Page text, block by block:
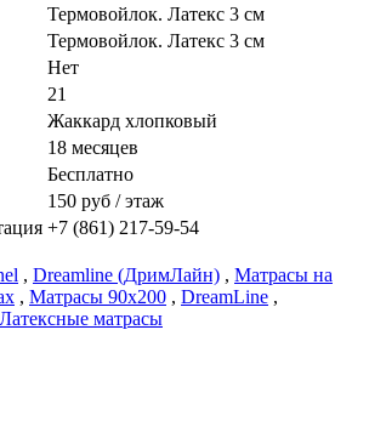
Термовойлок. Латекс 3 см
Термовойлок. Латекс 3 см
Нет
21
Жаккард хлопковый
18 месяцев
Бесплатно
150 руб / этаж
+7 (861) 217-59-54
, Dreamline (ДримЛайн) , Матрасы на
, Матрасы 90x200 , DreamLine ,
Латексные матрасы